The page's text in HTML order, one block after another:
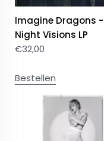
Imagine Dragons -
Night Visions LP
€32,00
Bestellen